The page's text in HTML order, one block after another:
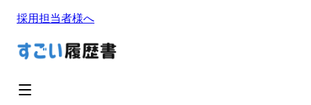
採用担当者様へ